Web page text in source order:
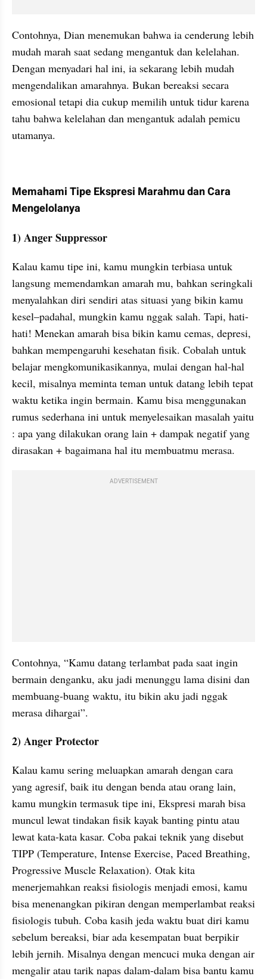
Contohnya, Dian menemukan bahwa ia cenderung lebih
mudah marah saat sedang mengantuk dan kelelahan.
Dengan menyadari hal ini, ia sekarang lebih mudah
mengendalikan amarahnya. Bukan bereaksi secara
emosional tetapi dia cukup memilih untuk tidur karena
tahu bahwa kelelahan dan mengantuk adalah pemicu
utamanya.
Memahami Tipe Ekspresi Marahmu dan Cara
Mengelolanya
1) Anger Suppressor
Kalau kamu tipe ini, kamu mungkin terbiasa untuk
langsung memendamkan amarah mu, bahkan seringkali
menyalahkan diri sendiri atas situasi yang bikin kamu
kesel–padahal, mungkin kamu nggak salah. Tapi, hati-
hati! Menekan amarah bisa bikin kamu cemas, depresi,
bahkan mempengaruhi kesehatan fisik. Cobalah untuk
belajar mengkomunikasikannya, mulai dengan hal-hal
kecil, misalnya meminta teman untuk datang lebih tepat
waktu ketika ingin bermain. Kamu bisa menggunakan
rumus sederhana ini untuk menyelesaikan masalah yaitu
: apa yang dilakukan orang lain + dampak negatif yang
dirasakan + bagaimana hal itu membuatmu merasa.
ADVERTISEMENT
Contohnya, “Kamu datang terlambat pada saat ingin
bermain denganku, aku jadi menunggu lama disini dan
membuang-buang waktu, itu bikin aku jadi nggak
merasa dihargai”.
2) Anger Protector
Kalau kamu sering meluapkan amarah dengan cara
yang agresif, baik itu dengan benda atau orang lain,
kamu mungkin termasuk tipe ini, Ekspresi marah bisa
muncul lewat tindakan fisik kayak banting pintu atau
lewat kata-kata kasar. Coba pakai teknik yang disebut
TIPP (Temperature, Intense Exercise, Paced Breathing,
Progressive Muscle Relaxation). Otak kita
menerjemahkan reaksi fisiologis menjadi emosi, kamu
bisa menenangkan pikiran dengan memperlambat reaksi
fisiologis tubuh. Coba kasih jeda waktu buat diri kamu
sebelum bereaksi, biar ada kesempatan buat berpikir
lebih jernih. Misalnya dengan mencuci muka dengan air
mengalir atau tarik napas dalam-dalam bisa bantu kamu